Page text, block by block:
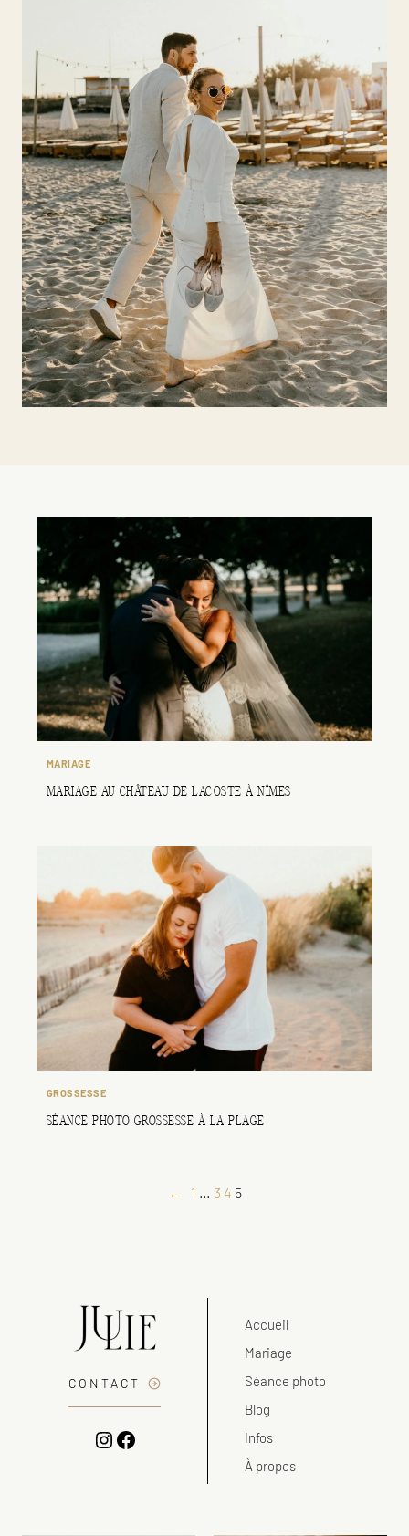
MARIAGE
MARIAGE AU CHÂTEAU DE LACOSTE À NÎMES
GROSSESSE
SÉANCE PHOTO GROSSESSE À LA PLAGE
← 1 3 4 5
CONTACT
Instagram
Facebook
Accueil
Mariage
Séance photo
Blog
Infos
À propos